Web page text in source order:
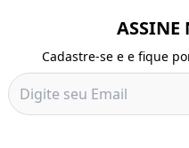
ASSINE
Cadastre-se e e fique